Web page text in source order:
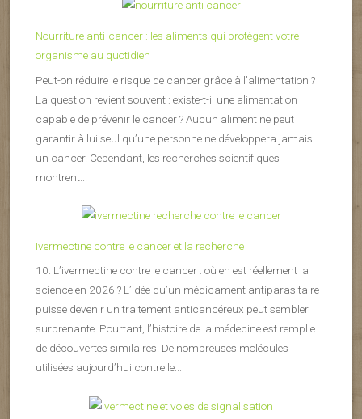
Nourriture anti-cancer : les aliments qui protègent votre
organisme au quotidien
Peut-on réduire le risque de cancer grâce à l’alimentation ?
La question revient souvent : existe-t-il une alimentation
capable de prévenir le cancer ? Aucun aliment ne peut
garantir à lui seul qu’une personne ne développera jamais
un cancer. Cependant, les recherches scientifiques
montrent...
Ivermectine contre le cancer et la recherche
10. L’ivermectine contre le cancer : où en est réellement la
science en 2026 ? L’idée qu’un médicament antiparasitaire
puisse devenir un traitement anticancéreux peut sembler
surprenante. Pourtant, l’histoire de la médecine est remplie
de découvertes similaires. De nombreuses molécules
utilisées aujourd’hui contre le...